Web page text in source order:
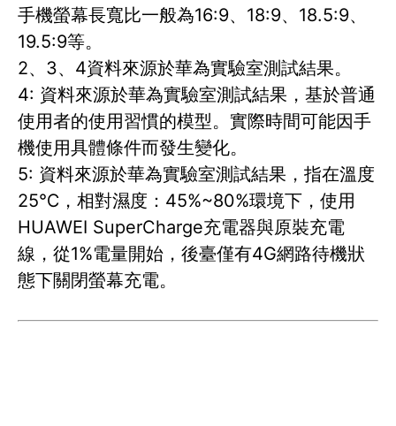
手機螢幕長寬比一般為16:9、18:9、18.5:9、
19.5:9等。
2、3、4資料來源於華為實驗室測試結果。
4: 資料來源於華為實驗室測試結果，基於普通
使用者的使用習慣的模型。實際時間可能因手
機使用具體條件而發生變化。
5: 資料來源於華為實驗室測試結果，指在溫度
25℃，相對濕度：45%~80%環境下，使用
HUAWEI SuperCharge充電器與原裝充電
線，從1%電量開始，後臺僅有4G網路待機狀
態下關閉螢幕充電。